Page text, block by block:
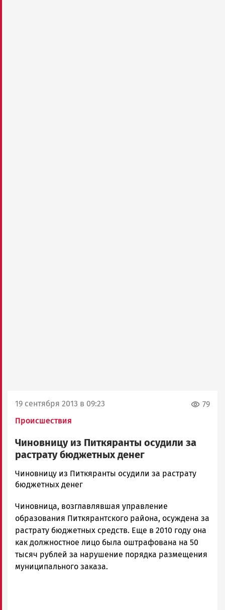
19 сентября 2013 в 09:23
Происшествия
79
Чиновницу из Питкяранты осудили за
растрату бюджетных денег
admintimur
Новости
и
Карелии
|
Петрозаводск
ГОВОРИТ
Чиновницу из Питкяранты осудили за растрату
бюджетных денег
Чиновница, возглавлявшая управление
образования Питкярантского района, осуждена за
растрату бюджетных средств. Еще в 2010 году она
как должностное лицо была оштрафована на 50
тысяч рублей за нарушение порядка размещения
муниципального заказа.